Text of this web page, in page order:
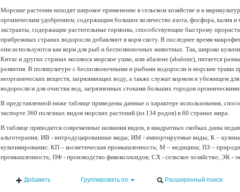
Морские растения находят широкое применение в сельском хозяйстве и в
органическим удобрением, содержащим большое количество азота, фосфора, калия и
экстракты, содержащие растительные гормоны, способствующие быстрому
прибрежных странах водоросли добавляют в корм скоту. В последнее время
они используются как корм для рыб и беспозвоночных животных. Так, широко
Китае и других странах моллюск морское ушко, или абалоне (abalone), питается
развития. В поликультуре с беспозвоночными и рыбами водоросли и морские травы
неорганических веществ, загрязняющих воду, а также служат кормом и убежищем
водоросли и для очистки вод, загрязненных стоками больших городов
В представленной ниже таблице приведены данные о характере использования,
экспорте 360 полезных видов морских растений (из 134 родов) в 60 странах мира.
В таблице приводятся современные названия видов, в квадратных скобках даны
альготерапия; ИВ - интродуцированные виды; ИМ - импортируемые виды; К –
культивирование; КП – косметическая промышленность; М – медицина; ПЗ –
промышленность; ПФ - производство фикоколлоидов; СХ - сельское хозяйство; ЭК -
Добавить Группировать по Расширенный поиск